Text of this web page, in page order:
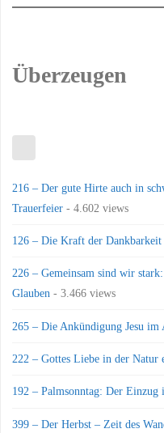
Überzeugen
216 – Der gute Hirte auch in
Trauerfeier - 4.602 views
126 – Die Kraft der Dankbarkeit
226 – Gemeinsam sind wir
Glauben - 3.466 views
265 – Die Ankündigung Jesu im
222 – Gottes Liebe in der Natur
192 – Palmsonntag: Der
399 – Der Herbst – Zeit des